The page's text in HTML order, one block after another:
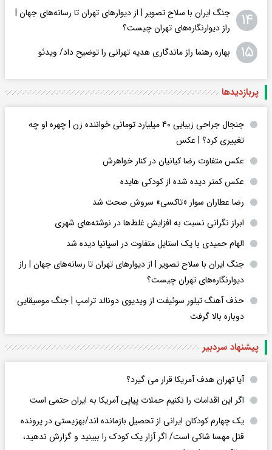
۱۴
جنگ ایران با سلاح تصویر | از دیوارهای تهران تا رسانه‌های جهان |
راز دیوارنگاره‌های تهران چیست؟
۱۵ بهاره رهنما راز ماندگاری هدیه تهرانی را توضیح داد/ ویدئو
پربازدید‌ها
جنجال جراحی زیبایی ۴۰ میلیارد تومانی خواننده زن | چهره او چه
تغییری کرد؟ | عکس
عکس متفاوت رضا کیانیان در کنار خواهرش
عکس کمتر دیده شده از کودکی هایده
رضا عطاران سوار «تاکسی» سروش صحت شد
ابراز نگرانی نسبت به افزایش غلط‌ها در نوشته‌های شهری
الهام حمیدی با یک استایل متفاوت در اسپانیا دیده شد
جنگ ایران با سلاح تصویر | از دیوارهای تهران تا رسانه‌های جهان | راز
دیوارنگاره‌های تهران چیست؟
حذف آهنگ تیلور سوئیفت از ویدیوی دونالد ترامپ | جنگ موسیقایی
دوباره بالا گرفت
پیشنهاد سردبیر
آیا تهران هدف آمریکا قرار می گیرد؟
اگر این اقدامات را نکنیم حملات پیاپی آمریکا به ایران حتمی است
یک چهارم کودکان ایرانی از تحصیل بازمانده اند/بهزیستی در پرونده
قتل مهسا شاکی است/ اگر آزار یک کودک را ببینید و گزارش ندهید،